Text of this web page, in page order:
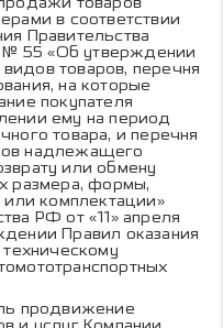
в соответствии
Правительства
№ 55 «Об утверждении
товаров, перечня
на которые
покупателя
ему на период
товара, и перечня
надлежащего
или обмену
размера, формы,
или комплектации»
РФ от «11» апреля
Правил оказания
продвижение